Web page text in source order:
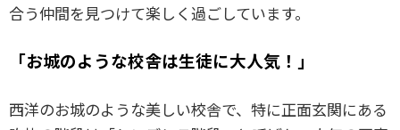
合う仲間を見つけて楽しく過ごしています。
「お城のような校舎は生徒に大人気！」
西洋のお城のような美しい校舎で、特に正面玄関にある